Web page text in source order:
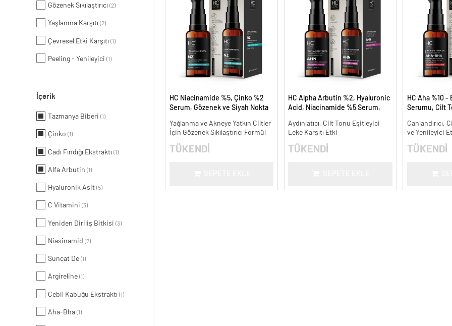
Gözenek Sıkılaştırıcı (2)
Yaşlanma Karşıtı (2)
Çevresel Etki Karşıtı (1)
Peeling - Yenileyici (1)
İçerik
Tazmanya Biberi (1)
Çinko (1)
Cadı Fındığı Ekstraktı (1)
Alfa Arbutin (1)
Hyaluronik Asit (5)
C Vitamini (3)
Yeniden Diriliş Bitkisi (3)
Niasinamid (2)
Suncat De (1)
Argireline (1)
Cebil Kabuğu Ekstraktı (1)
Aha-Bha (1)
HC Niacinamide %5, Çinko %2
Serum, Gözenek ve Siyah Nokta
- 30 ml.
Yağlanma ve Akneye Yatkın Ciltler
İçin Gözenek Sıkılaştırıcı Formül
TÜKENDİ
HC Alpha Arbutin %2, Hyaluronic
Acid, Niacinamide %5 Serum,
Aydınlatıcı, Cilt Tonu Eşitleyici
Leke Karşıtı Etki
TÜKENDİ
HC Aha %10 -
Serumu, Cilt
Canlandırıcı,
ve Yenileyici
TÜKENDİ